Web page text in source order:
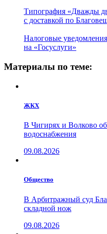
Типография «Дважды
с доставкой по
Налоговые
на «Госуслуги»
Материалы по теме:
ЖКХ
В Чигирях и Волково
водоснабжения
09.08.2026
Общество
В Арбитражный суд
складной нож
09.08.2026